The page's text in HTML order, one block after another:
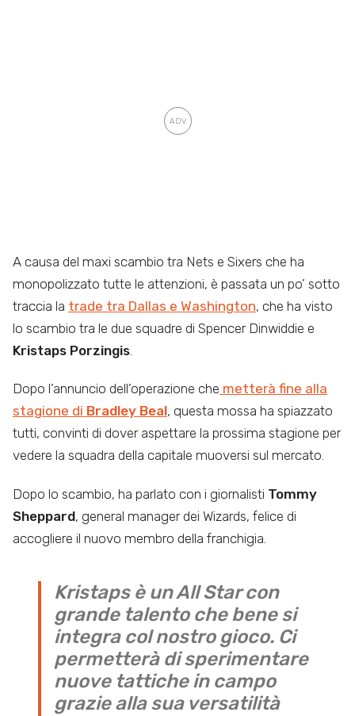
A causa del maxi scambio tra Nets e Sixers che ha
monopolizzato tutte le attenzioni, è passata un po’ sotto
traccia la trade tra Dallas e Washington, che ha visto
lo scambio tra le due squadre di Spencer Dinwiddie e
Kristaps Porzingis
Dopo l’annuncio dell’operazione che metterà fine alla
stagione di Bradley Beal, questa mossa ha spiazzato
tutti, convinti di dover aspettare la prossima stagione per
vedere la squadra della capitale muoversi sul mercato.
Dopo lo scambio, ha parlato con i giornalisti Tommy
Sheppard, general manager dei Wizards, felice di
accogliere il nuovo membro della franchigia.
Kristaps è un All Star con
grande talento che bene si
integra col nostro gioco. Ci
permetterà di sperimentare
nuove tattiche in campo
grazie alla sua versatilità